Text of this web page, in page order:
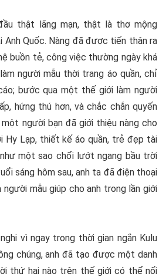
thật lãng mạn, thật là thơ mộng
Anh Quốc. Nàng đã được tiến thân ra
buồn tẻ, công việc thường ngày khá
người mẫu thời trang áo quần, chỉ
bước qua một thế giới làm người
hứng thú hơn, và chắc chắn quyến
một người bạn đã giới thiệu nàng cho
Hy Lạp, thiết kế áo quần, trẻ đẹp tài
một sao chổi lướt ngang bầu trời
sáng hôm sau, anh ta đã điện thoại
người mẫu giúp cho anh trong lần giới
vì ngay trong thời gian ngắn Kulu
chúng, anh đã tạo được một danh
thứ hai nào trên thế giới có thể nối